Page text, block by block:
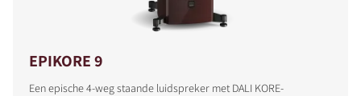
EPIKORE 9
Een epische 4-weg staande luidspreker met DALI KORE-